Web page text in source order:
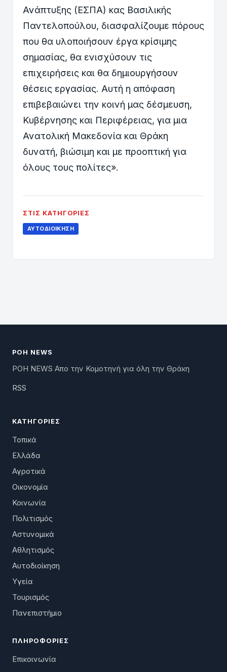
Ανάπτυξης (ΕΣΠΑ) κας Βασιλικής
Παντελοπούλου, διασφαλίζουμε πόρους
που θα υλοποιήσουν έργα κρίσιμης
σημασίας, θα ενισχύσουν τις
επιχειρήσεις και θα δημιουργήσουν
θέσεις εργασίας. Αυτή η απόφαση
επιβεβαιώνει την κοινή μας δέσμευση,
Κυβέρνησης και Περιφέρειας, για μια
Ανατολική Μακεδονία και Θράκη
δυνατή, βιώσιμη και με προοπτική για
όλους τους πολίτες».
ΣΤΙΣ ΚΑΤΗΓΟΡΊΕΣ
ΑΥΤΟΔΙΟΊΚΗΣΗ
ΡΟΗ NEWS
ΡΟΗ NEWS Απο την Κομοτηνή για όλη την Θράκη
RSS
ΚΑΤΗΓΟΡΊΕΣ
Τοπικά
Ελλάδα
Αγροτικά
Οικονομία
Κοινωνία
Πολιτισμός
Αστυνομικά
Αθλητισμός
Αυτοδιοίκηση
Υγεία
Τουρισμός
Πανεπιστήμιο
ΠΛΗΡΟΦΟΡΊΕΣ
Επικοινωνία